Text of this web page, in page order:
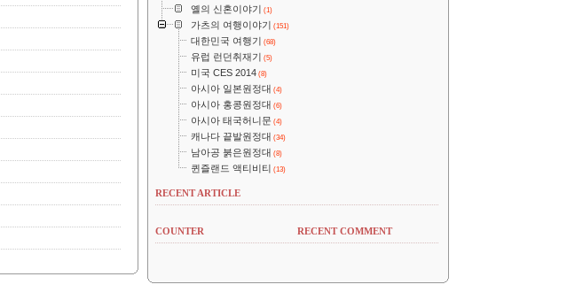
옐의 신혼이야기 (1)
가츠의 여행이야기 (151)
대한민국 여행기 (68)
유럽 런던취재기 (5)
미국 CES 2014 (8)
아시아 일본원정대 (4)
아시아 홍콩원정대 (6)
아시아 태국허니문 (4)
캐나다 끝발원정대 (34)
남아공 붉은원정대 (8)
퀸즐랜드 액티비티 (13)
RECENT ARTICLE
COUNTER RECENT COMMENT